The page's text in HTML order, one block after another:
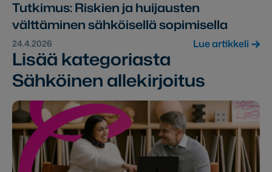
Tutkimus: Riskien ja huijausten
välttäminen sähköisellä sopimisella
24.4.2026 Lue artikkeli
Lisää kategoriasta
Sähköinen allekirjoitus